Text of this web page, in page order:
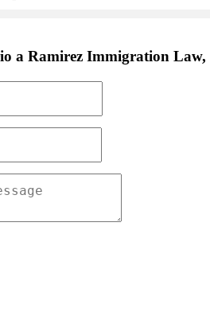
a Ramirez Immigration